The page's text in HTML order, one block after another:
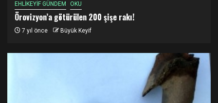
EHLİKEYİF GÜNDEM OKU
Örovizyon’a götürülen 200 şişe rakı!
7 yıl önce Büyük Keyif